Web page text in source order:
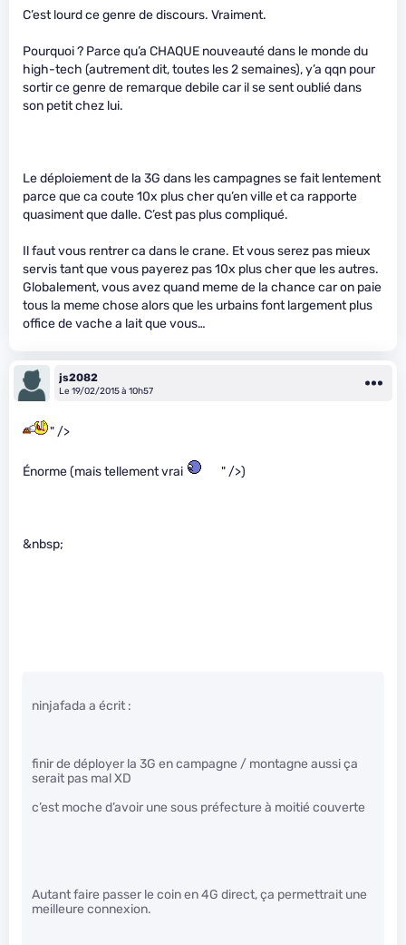
C’est lourd ce genre de discours. Vraiment.
Pourquoi ? Parce qu’a CHAQUE nouveauté dans le monde du
high-tech (autrement dit, toutes les 2 semaines), y’a qqn pour
sortir ce genre de remarque debile car il se sent oublié dans
son petit chez lui.
Le déploiement de la 3G dans les campagnes se fait lentement
parce que ca coute 10x plus cher qu’en ville et ca rapporte
quasiment que dalle. C’est pas plus compliqué.
Il faut vous rentrer ca dans le crane. Et vous serez pas mieux
servis tant que vous payerez pas 10x plus cher que les autres.
Globalement, vous avez quand meme de la chance car on paie
tous la meme chose alors que les urbains font largement plus
office de vache a lait que vous…
js2082
Le 19/02/2015 à 10h57
" />
Énorme (mais tellement vrai " />)
&nbsp;
ninjafada a écrit :
finir de déployer la 3G en campagne / montagne aussi ça
serait pas mal XD
c’est moche d’avoir une sous préfecture à moitié couverte
Autant faire passer le coin en 4G direct, ça permettrait une
meilleure connexion.